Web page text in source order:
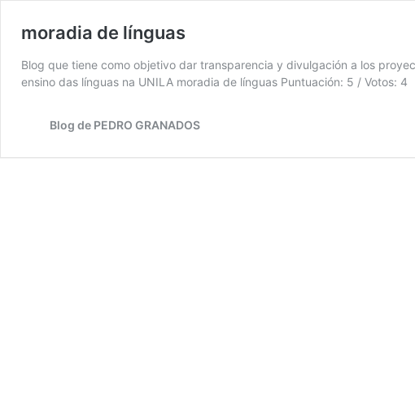
moradia de línguas
Blog que tiene como objetivo dar transparencia y divulgación a los
ensino das línguas na UNILA moradia de línguas Puntuación: 5 / Votos: 4
Blog de PEDRO GRANADOS